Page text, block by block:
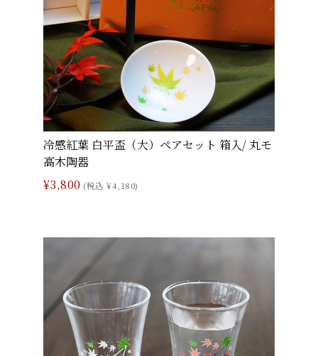
冷感紅葉 白平盃（大）ペアセット 箱入/ 丸モ
高木陶器
¥3,800 (税込 ¥4,180)